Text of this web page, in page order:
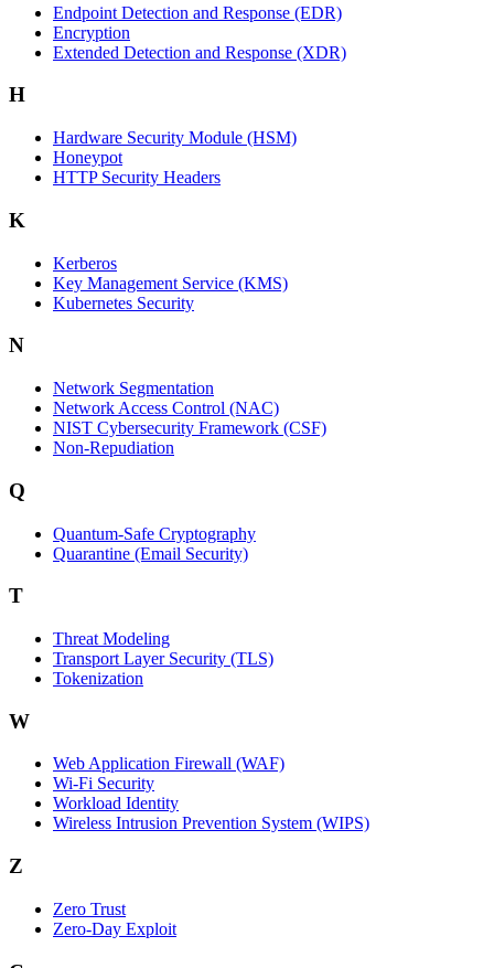
Endpoint Detection and Response (EDR)
Encryption
Extended Detection and Response (XDR)
H
Hardware Security Module (HSM)
Honeypot
HTTP Security Headers
K
Kerberos
Key Management Service (KMS)
Kubernetes Security
N
Network Segmentation
Network Access Control (NAC)
NIST Cybersecurity Framework (CSF)
Non-Repudiation
Q
Quantum-Safe Cryptography
Quarantine (Email Security)
T
Threat Modeling
Transport Layer Security (TLS)
Tokenization
W
Web Application Firewall (WAF)
Wi‑Fi Security
Workload Identity
Wireless Intrusion Prevention System (WIPS)
Z
Zero Trust
Zero‑Day Exploit